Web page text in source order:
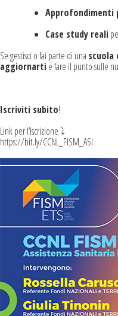
Approfondimenti
Case study reali
Se gestisci o fai parte di una scuola
aggiornartie fare il punto sulle
Iscriviti subito!
Link per l’iscrizione ⤵️
https://bit.ly/CCNL_FISM_ASI